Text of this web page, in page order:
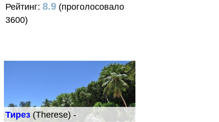
Рейтинг: 8.9 (проголосовало
3600)
Тирез (Therese) -